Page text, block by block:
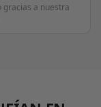
gracias a nuestra